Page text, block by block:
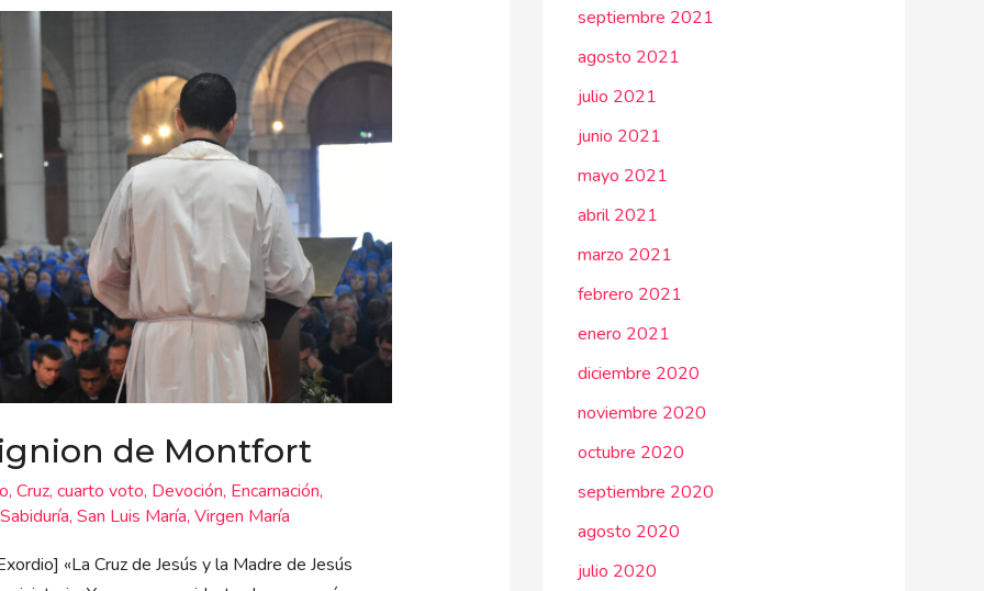
de Montfort
, Cruz, cuarto voto, Devoción, Encarnación,
Sabiduría, San Luis María, Virgen María
«La Cruz de Jesús y la Madre de Jesús
septiembre 2021
agosto 2021
julio 2021
junio 2021
mayo 2021
abril 2021
marzo 2021
febrero 2021
enero 2021
diciembre 2020
noviembre 2020
octubre 2020
septiembre 2020
agosto 2020
julio 2020